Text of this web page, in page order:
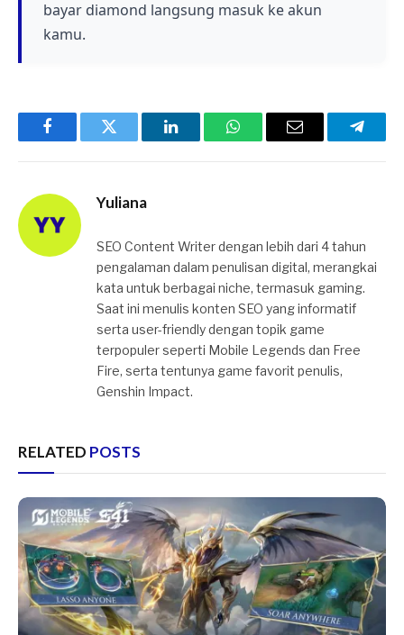
bayar diamond langsung masuk ke akun
kamu.
FacebookTwitter LinkedInWhatsAppEmail
Yuliana
SEO Content Writer dengan lebih dari 4 tahun
pengalaman dalam penulisan digital, merangkai
kata untuk berbagai niche, termasuk gaming.
Saat ini menulis konten SEO yang informatif
serta user-friendly dengan topik game
terpopuler seperti Mobile Legends dan Free
Fire, serta tentunya game favorit penulis,
Genshin Impact.
RELATED POSTS